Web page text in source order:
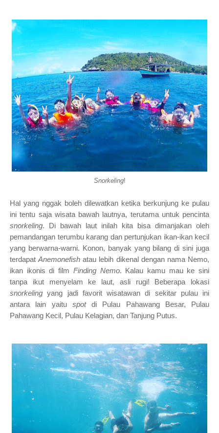
Snorkeling!
Hal yang nggak boleh dilewatkan ketika berkunjung ke pulau
ini tentu saja wisata bawah lautnya, terutama untuk pencinta
snorkeling. Di bawah laut inilah kita bisa dimanjakan oleh
pemandangan terumbu karang dan pertunjukan ikan-ikan kecil
yang berwarna-warni. Konon, banyak yang bilang di sini juga
terdapatAnemonefishatau lebih dikenal dengan nama Nemo,
ikan ikonis di film Finding Nemo. Kalau kamu mau ke sini
tanpa ikut menyelam ke laut, asli rugi! Beberapa lokasi
snorkelingyang jadi favorit wisatawan di sekitar pulau ini
antara lain yaitu spot di Pulau Pahawang Besar, Pulau
Pahawang Kecil, Pulau Kelagian, dan Tanjung Putus.